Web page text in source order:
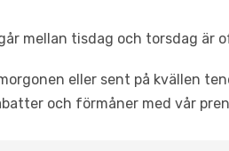
mellan tisdag och torsdag
eller sent på kvällen
och förmåner med vår